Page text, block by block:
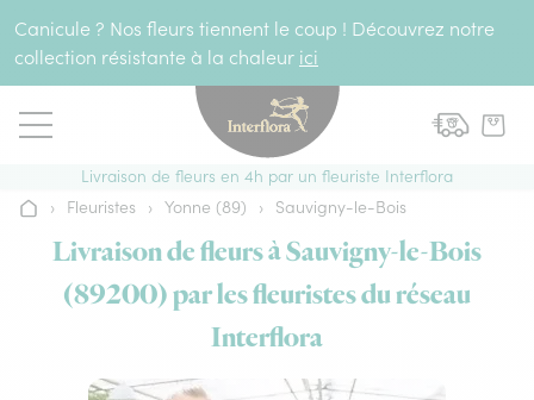
Canicule ? Nos fleurs tiennent le coup ! Découvrez notre
collection résistante à la chaleur ici
Livraison de fleurs en 4h par un fleuriste Interflora
Accueil
› Fleuristes › Yonne (89) › Sauvigny-le-Bois
Livraison de fleurs à Sauvigny-le-Bois
(89200) par les fleuristes du réseau
Interflora